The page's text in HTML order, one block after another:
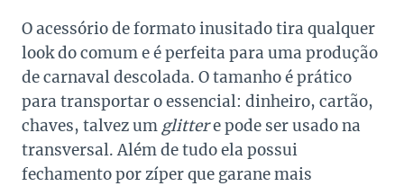
O acessório de formato inusitado tira qualquer
look do comum e é perfeita para uma produção
de carnaval descolada. O tamanho é prático
para transportar o essencial: dinheiro, cartão,
chaves, talvez um glittere pode ser usado na
transversal. Além de tudo ela possui
fechamento por zíper que garane mais